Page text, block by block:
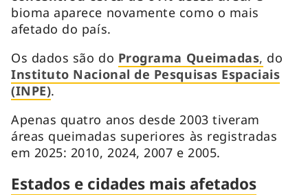
bioma aparece novamente como o mais
afetado do país.
Os dados são do Programa Queimadas, do
Instituto Nacional de Pesquisas Espaciais
(INPE).
Apenas quatro anos desde 2003 tiveram
áreas queimadas superiores às registradas
em 2025: 2010, 2024, 2007 e 2005.
Estados e cidades mais afetados